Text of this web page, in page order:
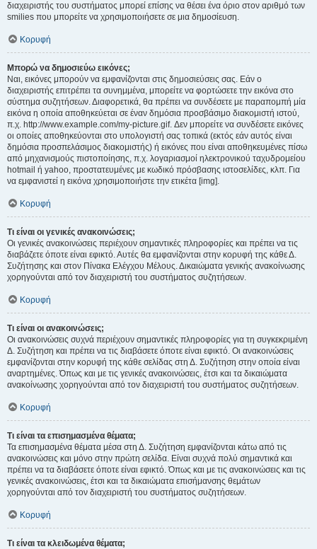
διαχειριστής του συστήματος μπορεί επίσης να θέσει ένα όριο στον αριθμό των
smilies που μπορείτε να χρησιμοποιήσετε σε μια δημοσίευση.
Κορυφή
Μπορώ να δημοσιεύω εικόνες;
Ναι, εικόνες μπορούν να εμφανίζονται στις δημοσιεύσεις σας. Εάν ο
διαχειριστής επιτρέπει τα συνημμένα, μπορείτε να φορτώσετε την εικόνα στο
σύστημα συζητήσεων. Διαφορετικά, θα πρέπει να συνδέσετε με παραπομπή μία
εικόνα η οποία αποθηκεύεται σε έναν δημόσια προσβάσιμο διακομιστή ιστού,
π.χ. http://www.example.com/my-picture.gif. Δεν μπορείτε να συνδέσετε εικόνες
οι οποίες αποθηκεύονται στο υπολογιστή σας τοπικά (εκτός εάν αυτός είναι
δημόσια προσπελάσιμος διακομιστής) ή εικόνες που είναι αποθηκευμένες πίσω
από μηχανισμούς πιστοποίησης, π.χ. λογαριασμοί ηλεκτρονικού ταχυδρομείου
hotmail ή yahoo, προστατευμένες με κωδικό πρόσβασης ιστοσελίδες, κλπ. Για
να εμφανιστεί η εικόνα χρησιμοποιήστε την ετικέτα [img].
Κορυφή
Τι είναι οι γενικές ανακοινώσεις;
Οι γενικές ανακοινώσεις περιέχουν σημαντικές πληροφορίες και πρέπει να τις
διαβάζετε όποτε είναι εφικτό. Αυτές θα εμφανίζονται στην κορυφή της κάθε Δ.
Συζήτησης και στον Πίνακα Ελέγχου Μέλους. Δικαιώματα γενικής ανακοίνωσης
χορηγούνται από τον διαχειριστή του συστήματος συζητήσεων.
Κορυφή
Τι είναι οι ανακοινώσεις;
Οι ανακοινώσεις συχνά περιέχουν σημαντικές πληροφορίες για τη συγκεκριμένη
Δ. Συζήτηση και πρέπει να τις διαβάσετε όποτε είναι εφικτό. Οι ανακοινώσεις
εμφανίζονται στην κορυφή της κάθε σελίδας στη Δ. Συζήτηση στην οποία είναι
αναρτημένες. Όπως και με τις γενικές ανακοινώσεις, έτσι και τα δικαιώματα
ανακοίνωσης χορηγούνται από τον διαχειριστή του συστήματος συζητήσεων.
Κορυφή
Τι είναι τα επισημασμένα θέματα;
Τα επισημασμένα θέματα μέσα στη Δ. Συζήτηση εμφανίζονται κάτω από τις
ανακοινώσεις και μόνο στην πρώτη σελίδα. Είναι συχνά πολύ σημαντικά και
πρέπει να τα διαβάσετε όποτε είναι εφικτό. Όπως και με τις ανακοινώσεις και τις
γενικές ανακοινώσεις, έτσι και τα δικαιώματα επισήμανσης θεμάτων
χορηγούνται από τον διαχειριστή του συστήματος συζητήσεων.
Κορυφή
Τι είναι τα κλειδωμένα θέματα;